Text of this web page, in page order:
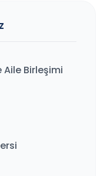
Birleşimi